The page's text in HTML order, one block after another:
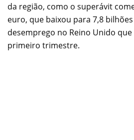
da região, como o superávit
euro, que baixou para 7,8
desemprego no Reino Unido
primeiro trimestre.